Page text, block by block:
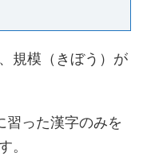
規模（きぼう）が
習った漢字のみを
。